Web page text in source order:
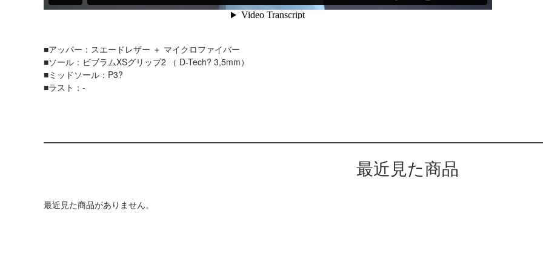
■アッパー：スエードレザー ＋ マイクロファイバー
■ソール：ビブラムXSグリップ2 （ D-Tech? 3,5mm）
■ミッドソール：P3?
■ラスト：-
最近見た商品
最近見た商品がありません。